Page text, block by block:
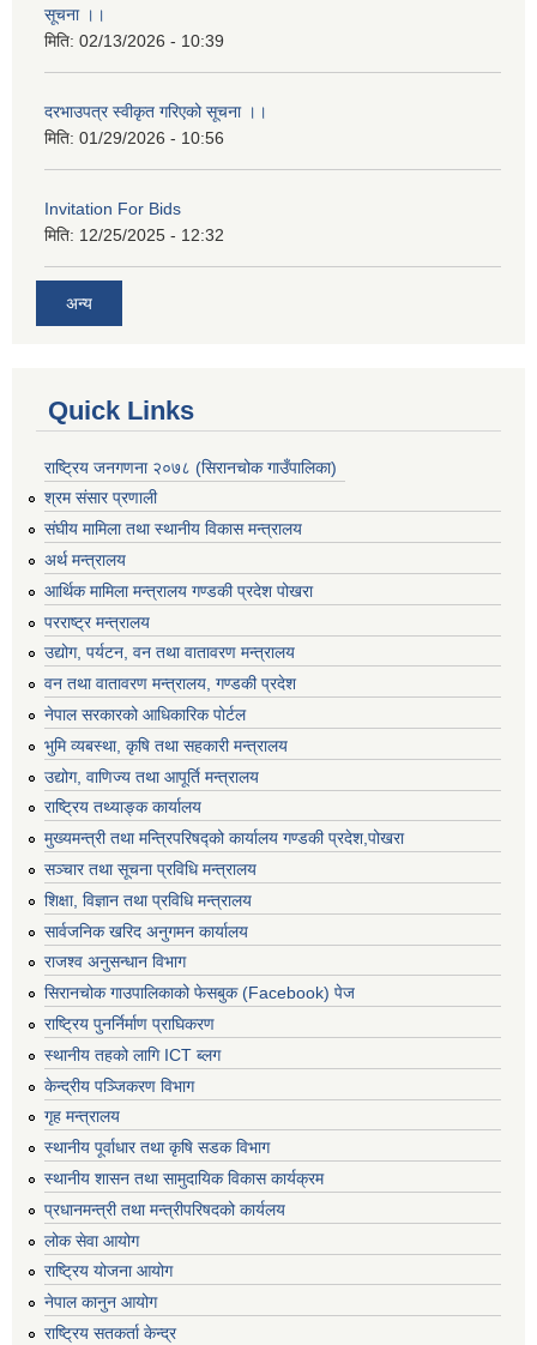
सूचना ।।
मिति: 02/13/2026 - 10:39
दरभाउपत्र स्वीकृत गरिएको सूचना ।।
मिति: 01/29/2026 - 10:56
Invitation For Bids
मिति: 12/25/2025 - 12:32
अन्य
Quick Links
राष्ट्रिय जनगणना २०७८ (सिरानचोक गाउँपालिका)
श्रम संसार प्रणाली
संघीय मामिला तथा स्थानीय विकास मन्त्रालय
अर्थ मन्त्रालय
आर्थिक मामिला मन्त्रालय गण्डकी प्रदेश पोखरा
परराष्ट्र मन्त्रालय
उद्योग, पर्यटन, वन तथा वातावरण मन्त्रालय
वन तथा वातावरण मन्त्रालय, गण्डकी प्रदेश
नेपाल सरकारको आधिकारिक पोर्टल
भुमि व्यबस्था, कृषि तथा सहकारी मन्त्रालय
उद्योग, वाणिज्य तथा आपूर्ति मन्त्रालय
राष्ट्रिय तथ्याङ्क कार्यालय
मुख्यमन्त्री तथा मन्त्रिपरिषद्को कार्यालय गण्डकी प्रदेश,पोखरा
सञ्‍चार तथा सूचना प्रविधि मन्त्रालय
शिक्षा, विज्ञान तथा प्रविधि मन्त्रालय
सार्वजनिक खरिद अनुगमन कार्यालय
राजश्व अनुसन्धान विभाग
सिरानचोक गाउपालिकाको फेसबुक (Facebook) पेज
राष्ट्रिय पुनर्निर्माण प्राघिकरण
स्थानीय तहको लागि ICT ब्लग
केन्द्रीय पञ्जिकरण विभाग
गृह मन्त्रालय
स्थानीय पूर्वाधार तथा कृषि सडक विभाग
स्थानीय शासन तथा सामुदायिक विकास कार्यक्रम
प्रधानमन्त्री तथा मन्त्रीपरिषदको कार्यलय
लोक सेवा आयोग
राष्ट्रिय योजना आयोग
नेपाल कानुन आयोग
राष्ट्रिय सतकर्ता केन्द्र